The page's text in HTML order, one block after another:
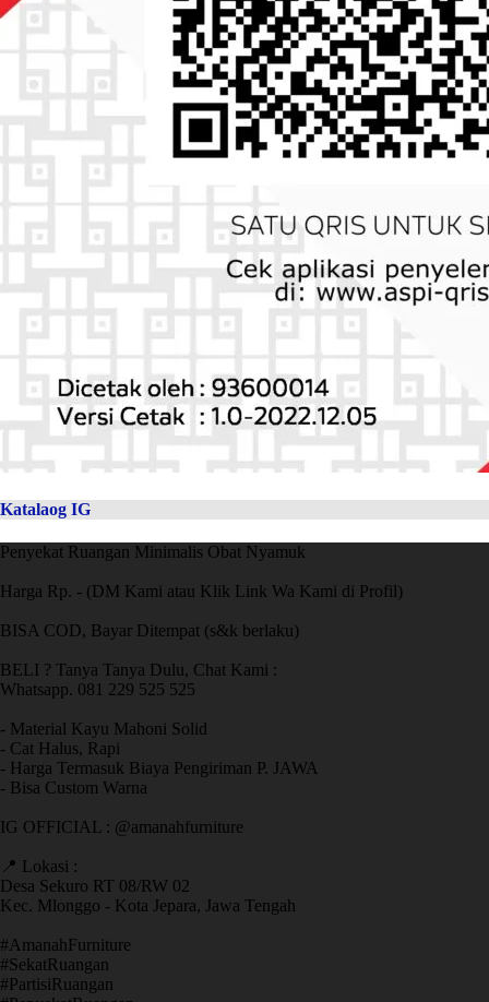
Katalaog IG
Penyekat Ruangan Minimalis Obat Nyamuk
Harga Rp. - (DM Kami atau Klik Link Wa Kami di Profil)
BISA COD, Bayar Ditempat (s&k berlaku)
BELI ? Tanya Tanya Dulu, Chat Kami :
Whatsapp. 081 229 525 525
- Material Kayu Mahoni Solid
- Cat Halus, Rapi
- Harga Termasuk Biaya Pengiriman P. JAWA
- Bisa Custom Warna
IG OFFICIAL : @amanahfurniture
📍 Lokasi :
Desa Sekuro RT 08/RW 02
Kec. Mlonggo - Kota Jepara, Jawa Tengah
​#AmanahFurniture
​#SekatRuangan
​#PartisiRuangan